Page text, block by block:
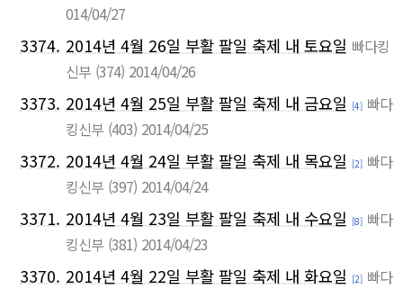
014/04/27
3374. 2014년 4월 26일 부활 팔일 축제 내 토요일 빠다킹
신부 (374) 2014/04/26
3373. 2014년 4월 25일 부활 팔일 축제 내 금요일 [4] 빠다
킹신부 (403) 2014/04/25
3372. 2014년 4월 24일 부활 팔일 축제 내 목요일 [2] 빠다
킹신부 (397) 2014/04/24
3371. 2014년 4월 23일 부활 팔일 축제 내 수요일 [8] 빠다
킹신부 (381) 2014/04/23
3370. 2014년 4월 22일 부활 팔일 축제 내 화요일 [2] 빠다